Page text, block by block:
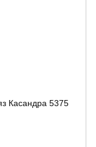
Касандра 5375